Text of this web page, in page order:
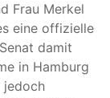
Frau Merkel
eine offizielle
damit
in Hamburg
jedoch